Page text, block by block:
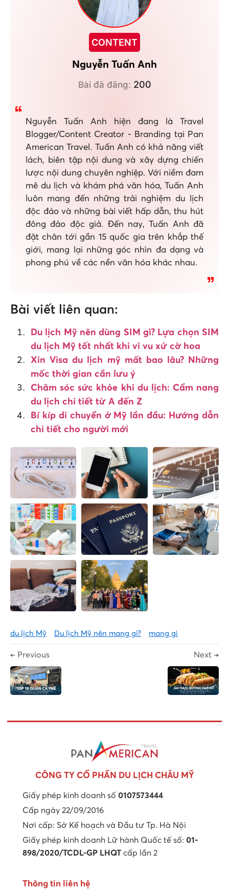
CONTENT
Nguyễn Tuấn Anh
Bài đã đăng: 200
Nguyễn Tuấn Anh hiện đang là Travel
Blogger/Content Creator - Branding tại Pan
American Travel. Tuấn Anh có khả năng viết
lách, biên tập nội dung và xây dựng chiến
lược nội dung chuyên nghiệp. Với niềm đam
mê du lịch và khám phá văn hóa, Tuấn Anh
luôn mang đến những trải nghiệm du lịch
độc đáo và những bài viết hấp dẫn, thu hút
đông đảo độc giả. Đến nay, Tuấn Anh đã
đặt chân tới gần 15 quốc gia trên khắp thế
giới, mang lại những góc nhìn đa dạng và
phong phú về các nền văn hóa khác nhau.
Bài viết liên quan:
Du lịch Mỹ nên dùng SIM gì? Lựa chọn SIM
du lịch Mỹ tốt nhất khi vi vu xứ cờ hoa
Xin Visa du lịch mỹ mất bao lâu? Những
mốc thời gian cần lưu ý
Chăm sóc sức khỏe khi du lịch: Cẩm nang
du lịch chi tiết từ A đến Z
Bí kíp di chuyển ở Mỹ lần đầu: Hướng dẫn
chi tiết cho người mới
du lịch Mỹ Du lịch Mỹ nên mang gì? mang gì
← Previous Next →
CÔNG TY CỔ PHẦN DU LỊCH CHÂU MỸ
Giấy phép kinh doanh số 0107573444
Cấp ngày 22/09/2016
Nơi cấp: Sở Kế hoạch và Đầu tư Tp. Hà Nội
Giấy phép kinh doanh Lữ hành Quốc tế số: 01-
898/2020/TCDL-GP LHQT cấp lần 2
Thông tin liên hệ